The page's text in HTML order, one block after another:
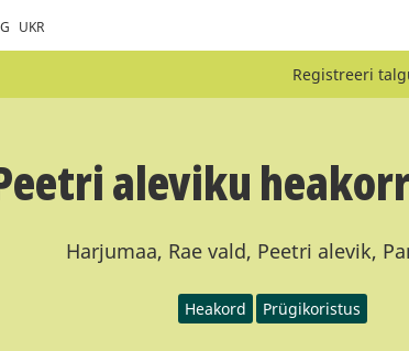
UKR
Registreeri
aleviku
Harjumaa, Rae vald, Peetri alevik,
Heakord Prügikoristus